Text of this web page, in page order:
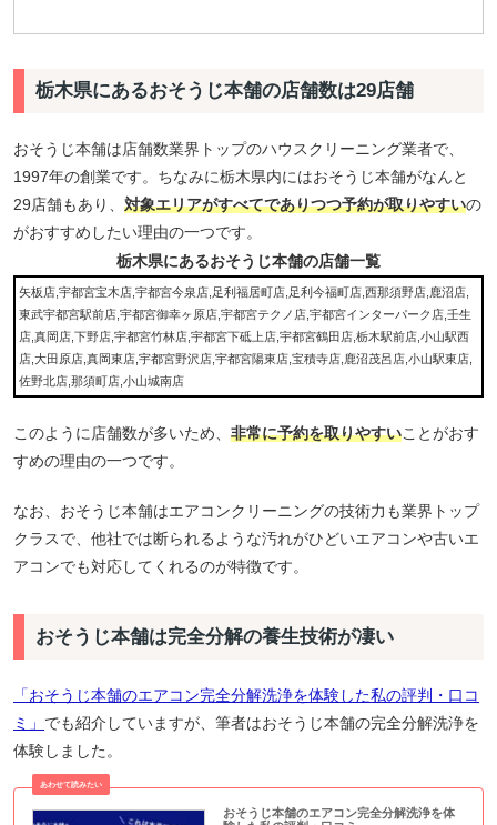
栃木県にあるおそうじ本舗の店舗数は29店舗
おそうじ本舗は店舗数業界トップのハウスクリーニング業者で、
1997年の創業です。ちなみに栃木県内にはおそうじ本舗がなんと
29店舗もあり、 対象エリアがすべてでありつつ予約が取りやすいの
がおすすめしたい理由の一つです。
栃木県にあるおそうじ本舗の店舗一覧
矢板店,宇都宮宝木店,宇都宮今泉店,足利福居町店,足利今福町店,西那須野店,鹿沼店,
東武宇都宮駅前店,宇都宮御幸ヶ原店,宇都宮テクノ店,宇都宮インターパーク店,壬生
店,真岡店,下野店,宇都宮竹林店,宇都宮下砥上店,宇都宮鶴田店,栃木駅前店,小山駅西
店,大田原店,真岡東店,宇都宮野沢店,宇都宮陽東店,宝積寺店,鹿沼茂呂店,小山駅東店,
佐野北店,那須町店,小山城南店
このように店舗数が多いため、 非常に予約を取りやすいことがおす
すめの理由の一つです。
なお、おそうじ本舗はエアコンクリーニングの技術力も業界トップ
クラスで、他社では断られるような汚れがひどいエアコンや古いエ
アコンでも対応してくれるのが特徴です。
おそうじ本舗は完全分解の養生技術が凄い
「おそうじ本舗のエアコン完全分解洗浄を体験した私の評判・口コ
ミ」 でも紹介していますが、筆者はおそうじ本舗の完全分解洗浄を
体験しました。
おそうじ本舗のエアコン完全分解洗浄を体